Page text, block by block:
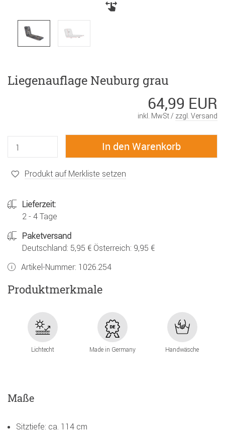
Liegenauflage Neuburg grau
64,99 EUR
inkl. MwSt / zzgl. Versand
Produkt auf Merkliste setzen
Lieferzeit:
2 - 4 Tage
Paketversand
Deutschland: 5,95 € Österreich: 9,95 €
Artikel-Nummer: 1026.254
Produktmerkmale
Lichtecht Made in Germany Handwäsche
Maße
Sitztiefe: ca. 114 cm